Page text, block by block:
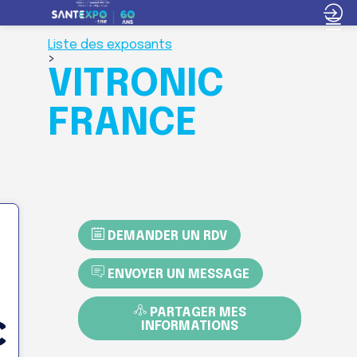
Liste des exposants
>
VITRONIC
FRANCE
DEMANDER UN RDV
ENVOYER UN MESSAGE
PARTAGER MES
INFORMATIONS